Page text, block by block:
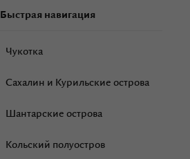
Быстрая навигация
Чукотка
Сахалин и Курильские острова
Шантарские острова
Кольский полуостров